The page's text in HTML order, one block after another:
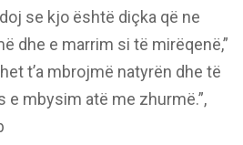
se kjo është diçka që ne
dhe e marrim si të mirëqenë,”
t’a mbrojmë natyrën dhe të
e mbysim atë me zhurmë.”,